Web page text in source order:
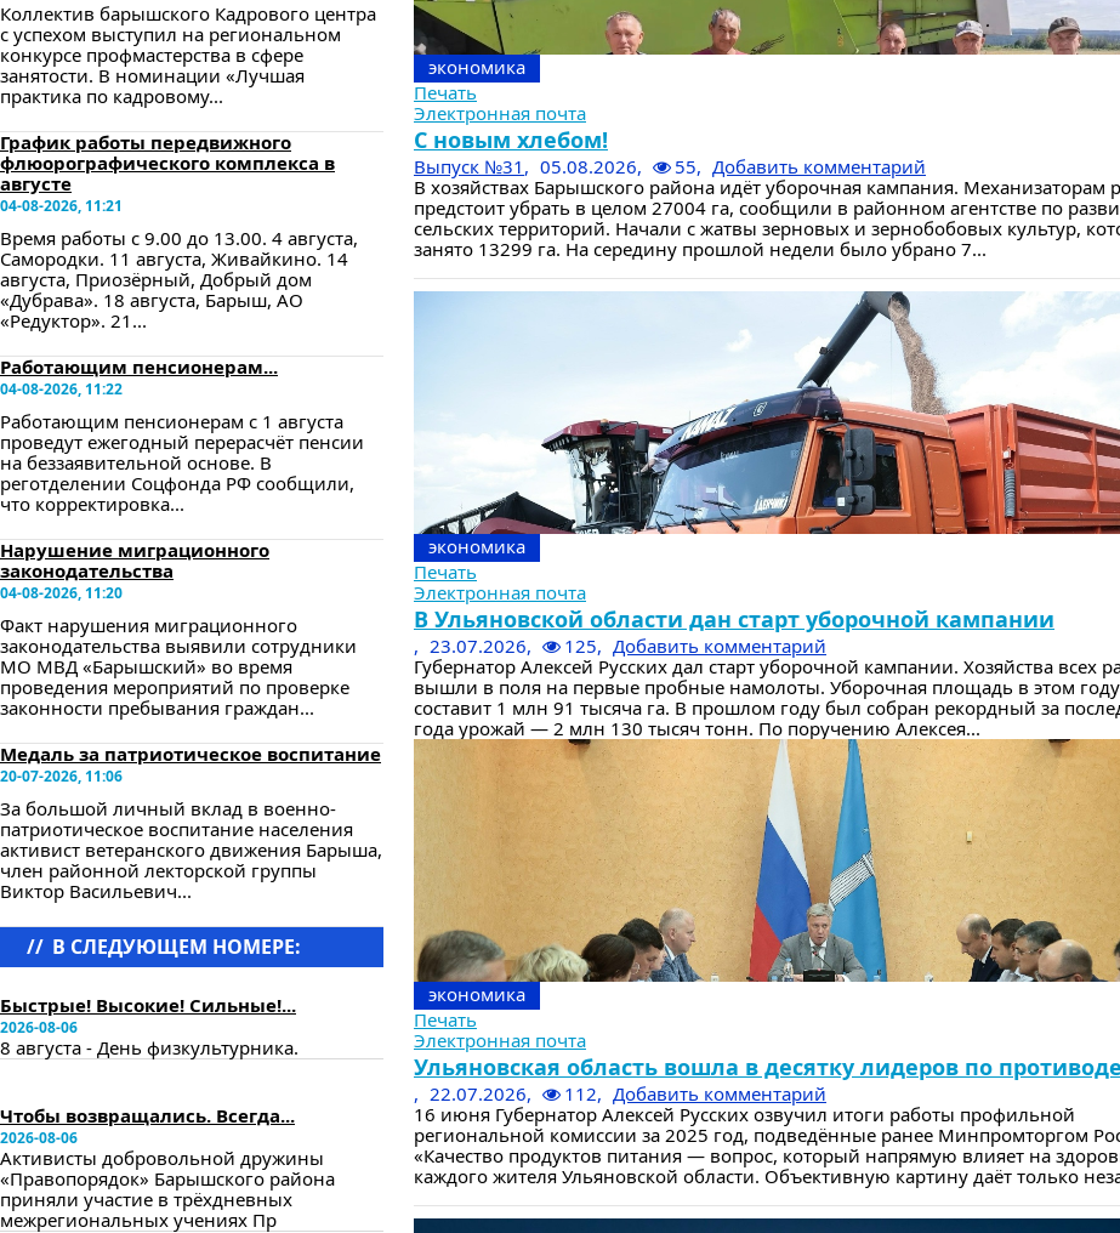
Коллектив барышского Кадрового центра
с успехом выступил на региональном
конкурсе профмастерства в сфере
занятости. В номинации «Лучшая
практика по кадровому...
График работы передвижного
флюорографического комплекса в
августе
04-08-2026, 11:21
Время работы с 9.00 до 13.00. 4 августа,
Самородки. 11 августа, Живайкино. 14
августа, Приозёрный, Добрый дом
«Дубрава». 18 августа, Барыш, АО
«Редуктор». 21...
Работающим пенсионерам...
04-08-2026, 11:22
Работающим пенсионерам с 1 августа
проведут ежегодный перерасчёт пенсии
на беззаявительной основе. В
реготделении Соцфонда РФ сообщили,
что корректировка...
Нарушение миграционного
законодательства
04-08-2026, 11:20
Факт нарушения миграционного
законодательства выявили сотрудники
МО МВД «Барышский» во время
проведения мероприятий по проверке
законности пребывания граждан...
Медаль за патриотическое воспитание
20-07-2026, 11:06
За большой личный вклад в военно-
патриотическое воспитание населения
активист ветеранского движения Барыша,
член районной лекторской группы
Виктор Васильевич...
// В СЛЕДУЮЩЕМ НОМЕРЕ:
Быстрые! Высокие! Сильные!...
2026-08-06
8 августа - День физкультурника.
Чтобы возвращались. Всегда...
2026-08-06
Активисты добровольной дружины
«Правопорядок» Барышского района
приняли участие в трёхдневных
межрегиональных учениях Пр
экономика
Печать
Электронная почта
С новым хлебом!
Выпуск №31 , 05.08.2026, 55, Добавить комментарий
В хозяйствах Барышского района идёт уборочная кампания. Механизаторам
предстоит убрать в целом 27004 га, сообщили в районном агентстве по
сельских территорий. Начали с жатвы зерновых и зернобобовых культур,
занято 13299 га. На середину прошлой недели было убрано 7...
экономика
Печать
Электронная почта
В Ульяновской области дан старт уборочной кампании
, 23.07.2026, 125, Добавить комментарий
Губернатор Алексей Русских дал старт уборочной кампании. Хозяйства всех
вышли в поля на первые пробные намолоты. Уборочная площадь в этом году
составит 1 млн 91 тысяча га. В прошлом году был собран рекордный за
года урожай — 2 млн 130 тысяч тонн. По поручению Алексея...
экономика
Печать
Электронная почта
Ульяновская область вошла в десятку лидеров по
, 22.07.2026, 112, Добавить комментарий
16 июня Губернатор Алексей Русских озвучил итоги работы профильной
региональной комиссии за 2025 год, подведённые ранее Минпромторгом
«Качество продуктов питания — вопрос, который напрямую влияет на
каждого жителя Ульяновской области. Объективную картину даёт только